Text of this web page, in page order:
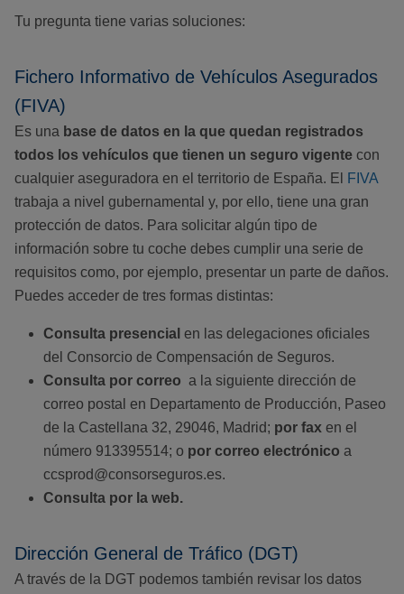
Tu pregunta tiene varias soluciones:
Fichero Informativo de Vehículos Asegurados
(FIVA)
Es una base de datos en la que quedan registrados
todos los vehículos que tienen un seguro vigente con
cualquier aseguradora en el territorio de España. El
FIVA
trabaja a nivel gubernamental y, por ello, tiene una gran
protección de datos. Para solicitar algún tipo de
información sobre tu coche debes cumplir una serie de
requisitos como, por ejemplo, presentar un parte de daños.
Puedes acceder de tres formas distintas:
Consulta presencial en las delegaciones oficiales
del Consorcio de Compensación de Seguros.
Consulta por correo a la siguiente dirección de
correo postal en Departamento de Producción, Paseo
de la Castellana 32, 29046, Madrid; por fax en el
número 913395514; o por correo electrónico a
ccsprod@consorseguros.es.
Consulta por la web.
Dirección General de Tráfico (DGT)
A través de la DGT podemos también revisar los datos